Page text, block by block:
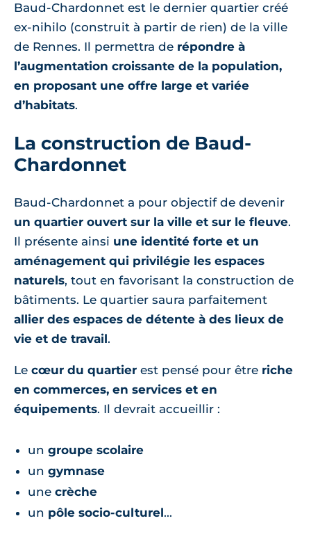
Baud-Chardonnet est le dernier quartier créé
ex-nihilo (construit à partir de rien) de la ville
de Rennes. Il permettra de répondre à
l’augmentation croissante de la population,
en proposant une offre large et variée
d’habitats.
La construction de Baud-
Chardonnet
Baud-Chardonnet a pour objectif de devenir
un quartier ouvert sur la ville et sur le fleuve.
Il présente ainsi une identité forte et un
aménagement qui privilégie les espaces
naturels, tout en favorisant la construction de
bâtiments. Le quartier saura parfaitement
allier des espaces de détente à des lieux de
vie et de travail.
Le cœur du quartier est pensé pour être riche
en commerces, en services et en
équipements. Il devrait accueillir :
un groupe scolaire
un gymnase
une crèche
un pôle socio-culturel...